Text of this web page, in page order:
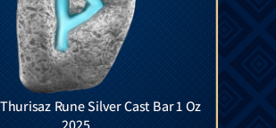
Rune Silver Cast Bar 1 Oz